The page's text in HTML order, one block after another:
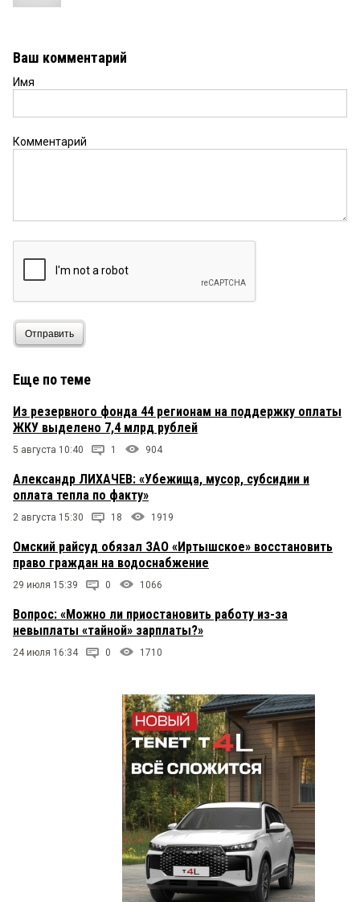
Ваш комментарий
Имя
Комментарий
Отправить
Еще по теме
Из резервного фонда 44 регионам на поддержку оплаты
ЖКУ выделено 7,4 млрд рублей
5 августа 10:40 1 904
Александр ЛИХАЧЕВ: «Убежища, мусор, субсидии и
оплата тепла по факту»
2 августа 15:30 18 1919
Омский райсуд обязал ЗАО «Иртышское» восстановить
право граждан на водоснабжение
29 июля 15:39 0 1066
Вопрос: «Можно ли приостановить работу из-за
невыплаты «тайной» зарплаты?»
24 июля 16:34 0 1710